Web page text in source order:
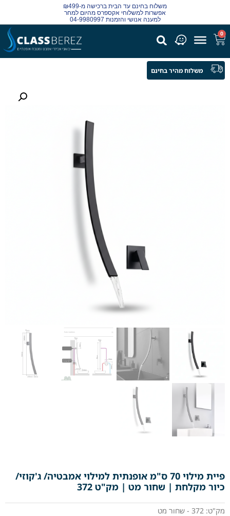
משלוח בחינם עד הבית ברכישה מ-₪499
אפשרות למשלוחי אקספרס מהיום למחר
למענה אנושי והזמנות 04-9980997
0
פיית מילוי 70 ס"מ אופנתית למילוי אמבטיה/ ג'קוזי/
כיור מקלחת | שחור מט | מק"ט 372
מק"ט: 372 - שחור מט
משלוח מהיר בחינם